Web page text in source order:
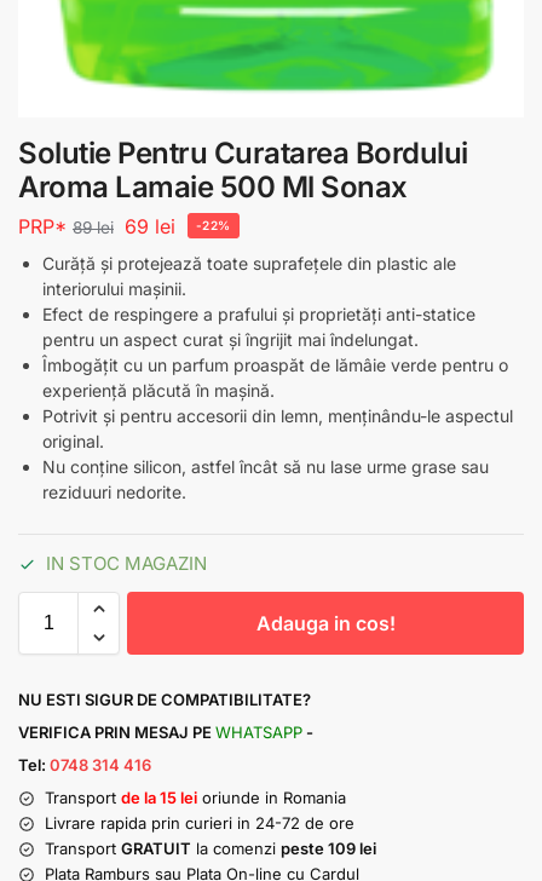
Solutie Pentru Curatarea Bordului
Aroma Lamaie 500 Ml Sonax
PRP* 89lei 69 lei -22%
Curăță și protejează toate suprafețele din plastic ale
interiorului mașinii.
Efect de respingere a prafului și proprietăți anti-statice
pentru un aspect curat și îngrijit mai îndelungat.
Îmbogățit cu un parfum proaspăt de lămâie verde pentru o
experiență plăcută în mașină.
Potrivit și pentru accesorii din lemn, menținându-le aspectul
original.
Nu conține silicon, astfel încât să nu lase urme grase sau
reziduuri nedorite.
IN STOC MAGAZIN
Adauga in cos!
NU ESTI SIGUR DE COMPATIBILITATE?
VERIFICA PRIN MESAJ PEWHATSAPP -
Tel: 0748 314 416
Transport de la 15 lei oriunde in Romania
Livrare rapida prin curieri in 24-72 de ore
Transport GRATUIT la comenzi peste 109 lei
Plata Ramburs sau Plata On-line cu Cardul